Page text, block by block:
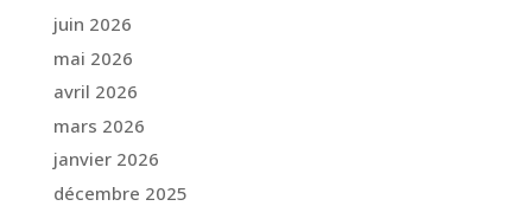
juin 2026
mai 2026
avril 2026
mars 2026
janvier 2026
décembre 2025